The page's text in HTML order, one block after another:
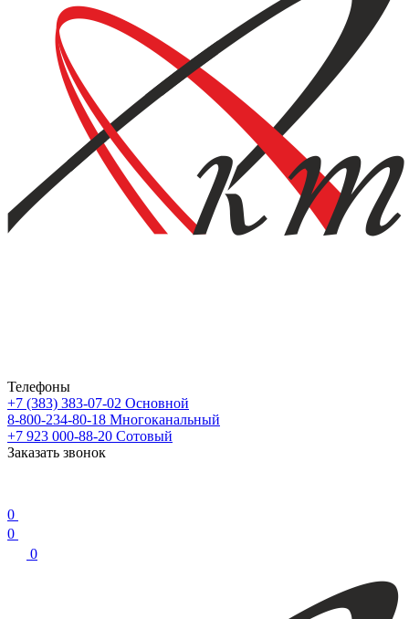
Телефоны
+7 (383) 383-07-02 Основной
8-800-234-80-18 Многоканальный
+7 923 000-88-20 Сотовый
Заказать звонок
0
0
0